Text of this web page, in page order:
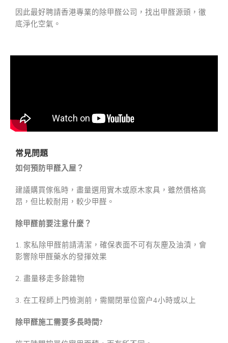
因此最好聘請香港專業的除甲醛公司，找出甲醛源頭，徹
底淨化空氣。
常見問題
如何預防甲醛入屋？
建議購買傢俬時，盡量選用實木或原木家具，雖然價格高
昂，但比較耐用，較少甲醛。
除甲醛前要注意什麼？
1. 家私除甲醛前請清潔，確保表面不可有灰塵及油漬，會
影響除甲醛藥水的發揮效果
2. 盡量移走多餘雜物
3. 在工程師上門檢測前，需關閉單位窗户4小時或以上
除甲醛施工需要多長時間?